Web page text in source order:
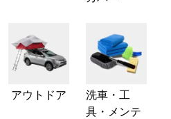
アウトドア
洗車・工
具・メンテ